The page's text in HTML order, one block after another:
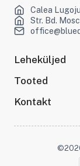
Calea
Str. Bd.
Leheküljed
Tooted
Kontakt